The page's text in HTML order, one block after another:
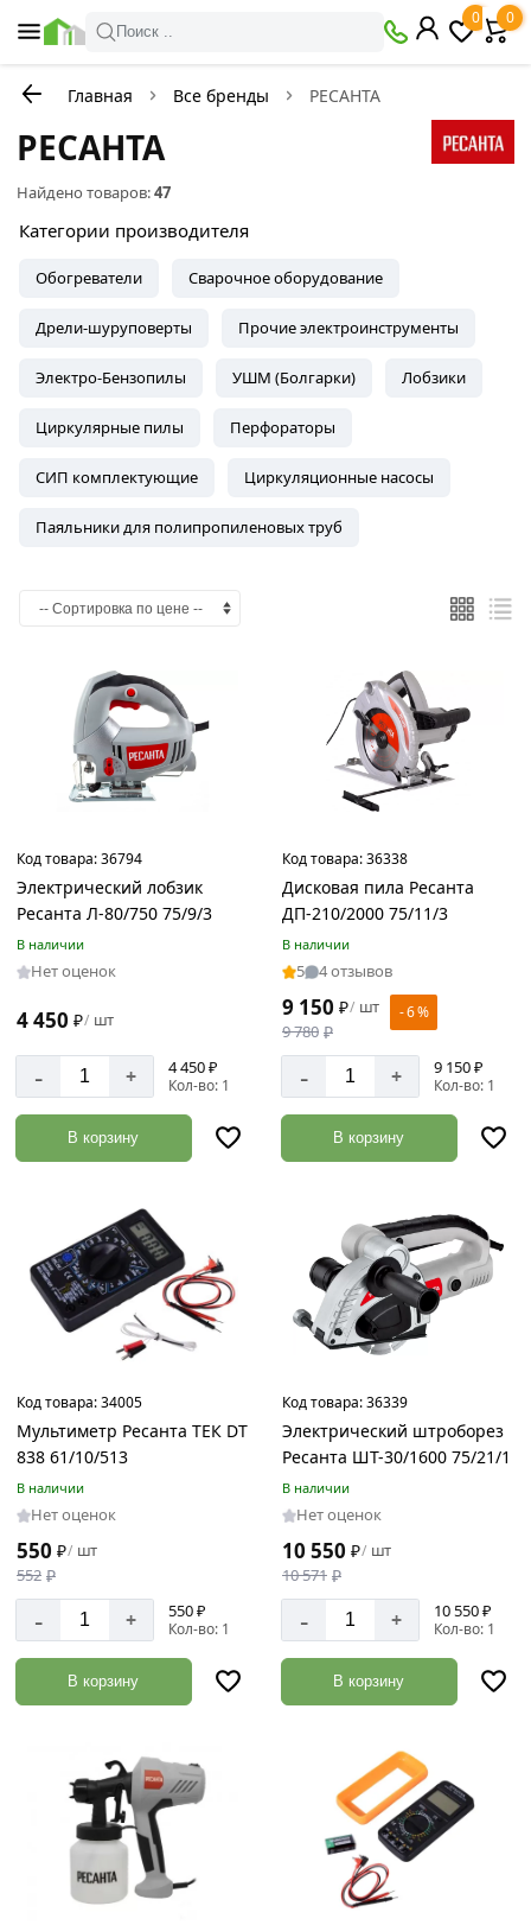
Поиск ..
0 0
Главная Все бренды РЕСАНТА
РЕСАНТА
Найдено товаров:47
Категории производителя
Обогреватели Сварочное оборудование
Дрели-шуруповерты Прочие электроинструменты
Электро-Бензопилы УШМ (Болгарки) Лобзики
Циркулярные пилы Перфораторы
СИП комплектующие Циркуляционные насосы
Паяльники для полипропиленовых труб
Код товара:36794
Электрический лобзик
Ресанта Л-80/750 75/9/3
В наличии
Нет оценок
4 450 ₽/ шт
- + 4 450 ₽
Кол-во: 1
В корзину
Код товара:36338
Дисковая пила Ресанта
ДП-210/2000 75/11/3
В наличии
5 4 отзывов
9 150 ₽/ шт
9 780 ₽
- 6 %
- + 9 150 ₽
Кол-во: 1
В корзину
Код товара:34005
Мультиметр Ресанта ТЕК DT
838 61/10/513
В наличии
Нет оценок
550 ₽/ шт
552 ₽
- + 550 ₽
Кол-во: 1
В корзину
Код товара:36339
Электрический штроборез
Ресанта ШТ-30/1600 75/21/1
В наличии
Нет оценок
10 550 ₽/ шт
10 571 ₽
- + 10 550 ₽
Кол-во: 1
В корзину